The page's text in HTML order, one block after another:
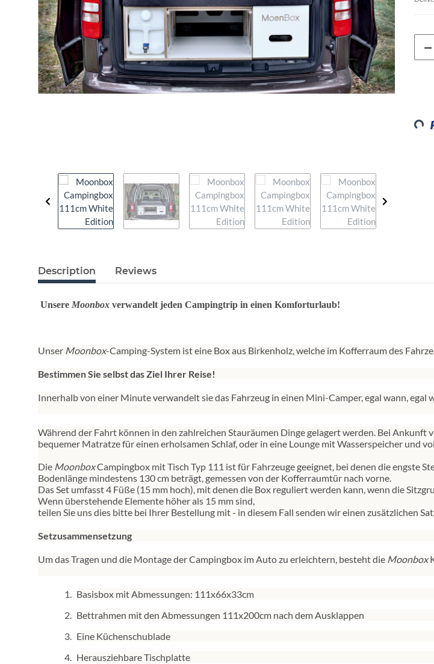
Loading...
Description Reviews
Unsere Moonbox verwandelt jeden Campingtrip in einen Komforturlaub!
Unser Moonbox-Camping-System ist eine Box aus Birkenholz, welche im Kofferraum des
Bestimmen Sie selbst das Ziel Ihrer Reise!
Innerhalb von einer Minute verwandelt sie das Fahrzeug in einen Mini-Camper, egal wann, egal
Während der Fahrt können in den zahlreichen Stauräumen Dinge gelagert werden. Bei Ankunft
bequemer Matratze für einen erholsamen Schlaf, oder in eine Lounge mit Wasserspeicher und
Die MoonboxCampingbox mit Tisch Typ 111 ist für Fahrzeuge geeignet, bei denen die engste
Bodenlänge mindestens 130 cm beträgt, gemessen von der Kofferraumtür nach vorne.
Das Set umfasst 4 Füße (15 mm hoch), mit denen die Box reguliert werden kann, wenn die
Wenn überstehende Elemente höher als 15 mm sind,
teilen Sie uns dies bitte bei Ihrer Bestellung mit - in diesem Fall senden wir einen zusätzlichen
Setzusammensetzung
Um das Tragen und die Montage der Campingbox im Auto zu erleichtern, besteht die Moonbox
1. Basisbox mit Abmessungen: 111x66x33cm
2. Bettrahmen mit den Abmessungen 111x200cm nach dem Ausklappen
3. Eine Küchenschublade
4. Herausziehbare Tischplatte